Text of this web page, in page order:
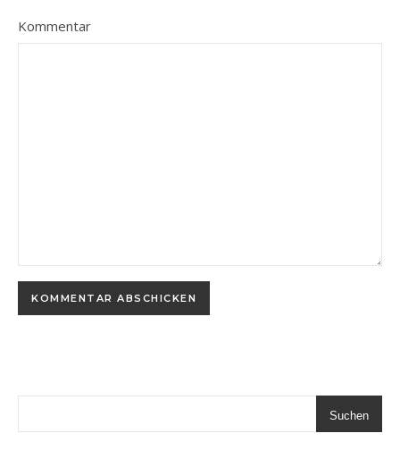
Kommentar
Suchen